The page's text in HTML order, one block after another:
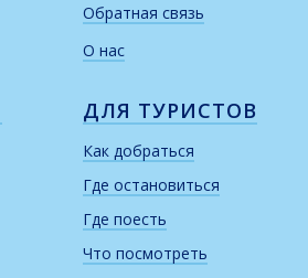
Обратная связь
О нас
ДЛЯ ТУРИСТОВ
Как добраться
Где остановиться
Где поесть
Что посмотреть